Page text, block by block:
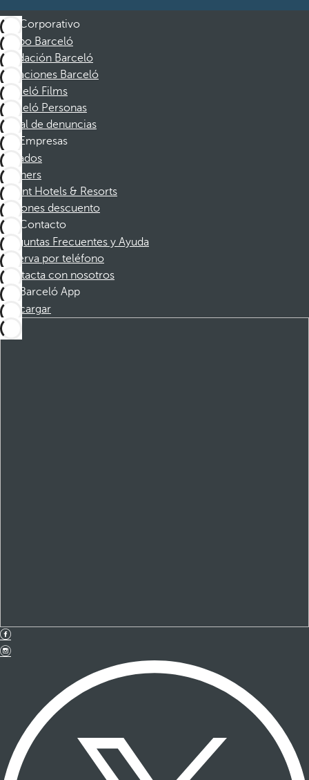
Corporativo
Grupo Barceló
Fundación Barceló
Vacaciones Barceló
Barceló Films
Barceló Personas
Canal de denuncias
Empresas
Afiliados
Partners
Dorint Hotels & Resorts
Cupones descuento
Contacto
Preguntas Frecuentes y Ayuda
Reserva por teléfono
Contacta con nosotros
Barceló App
Descargar